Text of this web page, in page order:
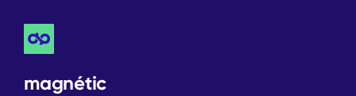
magnétic